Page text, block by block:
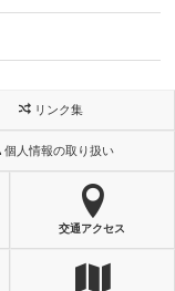
リンク集
個人情報の取り扱い
交通アクセス